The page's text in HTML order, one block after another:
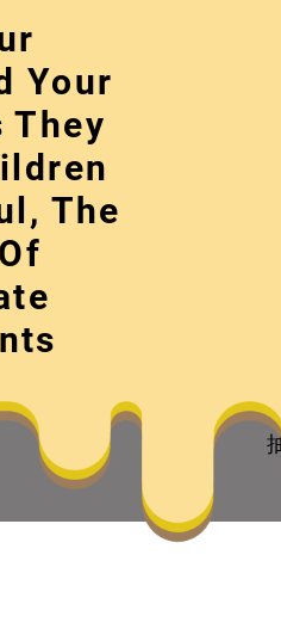
Your
They
The
抽像的變
and your dreams, as they